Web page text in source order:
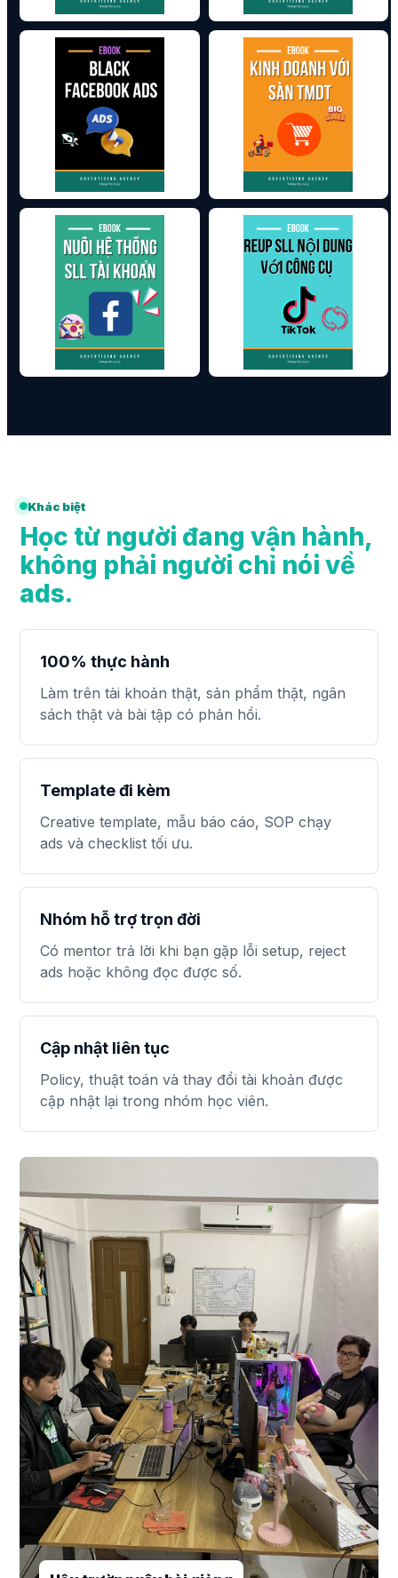
Khác biệt
Học từ người đang vận hành,
không phải người chỉ nói về
ads.
100% thực hành
Làm trên tài khoản thật, sản phẩm thật, ngân
sách thật và bài tập có phản hồi.
Template đi kèm
Creative template, mẫu báo cáo, SOP chạy
ads và checklist tối ưu.
Nhóm hỗ trợ trọn đời
Có mentor trả lời khi bạn gặp lỗi setup, reject
ads hoặc không đọc được số.
Cập nhật liên tục
Policy, thuật toán và thay đổi tài khoản được
cập nhật lại trong nhóm học viên.